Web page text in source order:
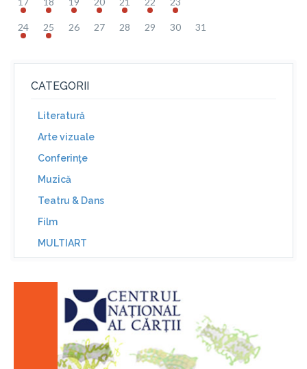
24 25 26 27 28 29 30 31
CATEGORII
Literatură
Arte vizuale
Conferinţe
Muzică
Teatru & Dans
Film
MULTIART